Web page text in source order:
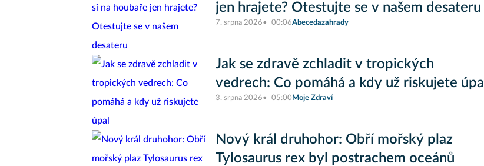
jen hrajete? Otestujte se v našem desateru
7. srpna 2026 00:06Abecedazahrady
Jak se zdravě zchladit v tropických
vedrech: Co pomáhá a kdy už riskujete úpal
3. srpna 2026 05:00 Moje Zdraví
Nový král druhohor: Obří mořský plaz
Tylosaurus rex byl postrachem oceánů